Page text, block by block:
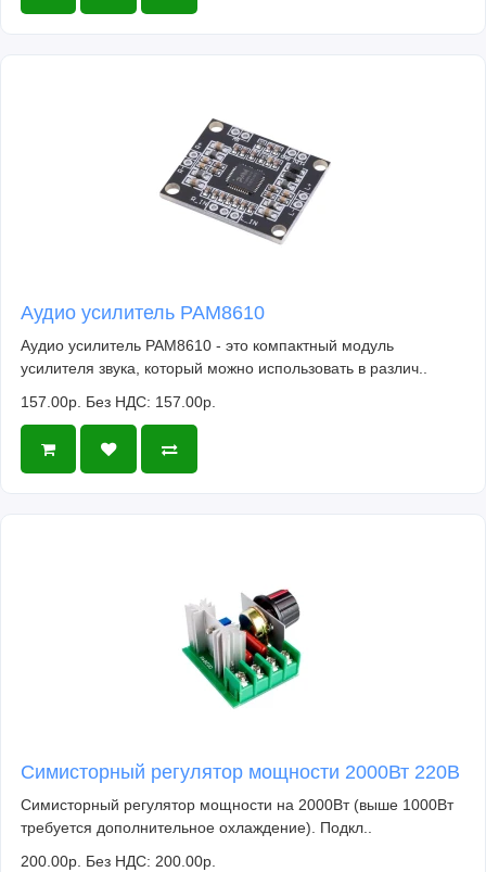
Аудио усилитель PAM8610
Аудио усилитель PAM8610 - это компактный модуль
усилителя звука, который можно использовать в различ..
157.00р. Без НДС: 157.00р.
Симисторный регулятор мощности 2000Вт 220В
Симисторный регулятор мощности на 2000Вт (выше 1000Вт
требуется дополнительное охлаждение). Подкл..
200.00р. Без НДС: 200.00р.